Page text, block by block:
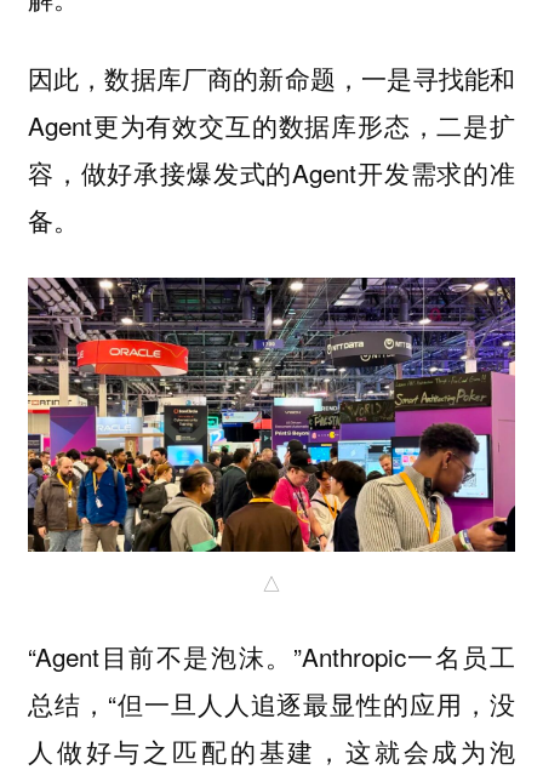
因此，数据库厂商的新命题，一是寻找能和
Agent更为有效交互的数据库形态，二是扩
容 ，做好承接爆发式的Agent开发需求的准
备。
△
“Agent目前不是泡沫。”Anthropic一名员工
总结，“但一旦人人追逐最显性的应用，没
人做好与之匹配的基建，这就会成为泡